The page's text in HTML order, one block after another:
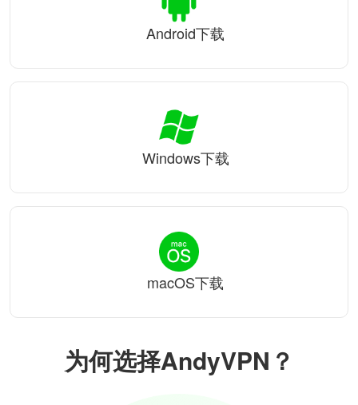
为何选择AndyVPN？
Android下载
Windows下载
macOS下载